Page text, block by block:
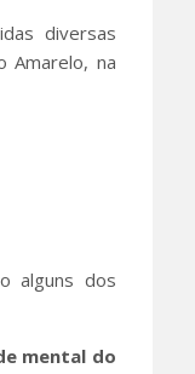
diversas
Amarelo, na
alguns dos
mental do